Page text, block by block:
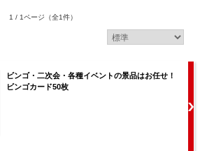
1 / 1ページ （全1件）
ビンゴ・二次会・各種イベントの景品はお任せ！
ビンゴカード50枚